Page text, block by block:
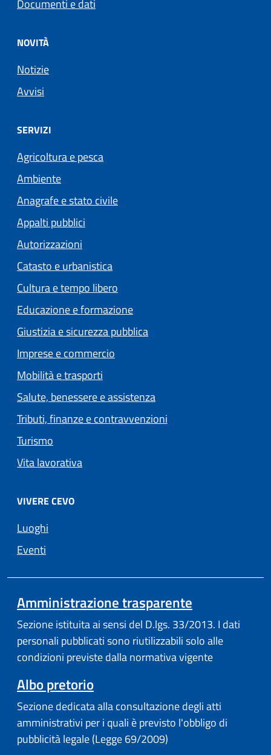
Documenti e dati
NOVITÀ
Notizie
Avvisi
SERVIZI
Agricoltura e pesca
Ambiente
Anagrafe e stato civile
Appalti pubblici
Autorizzazioni
Catasto e urbanistica
Cultura e tempo libero
Educazione e formazione
Giustizia e sicurezza pubblica
Imprese e commercio
Mobilità e trasporti
Salute, benessere e assistenza
Tributi, finanze e contravvenzioni
Turismo
Vita lavorativa
VIVERE CEVO
Luoghi
Eventi
Amministrazione trasparente
Sezione istituita ai sensi del D.lgs. 33/2013. I dati
personali pubblicati sono riutilizzabili solo alle
condizioni previste dalla normativa vigente
Albo pretorio
Sezione dedicata alla consultazione degli atti
amministrativi per i quali è previsto l'obbligo di
pubblicità legale (Legge 69/2009)